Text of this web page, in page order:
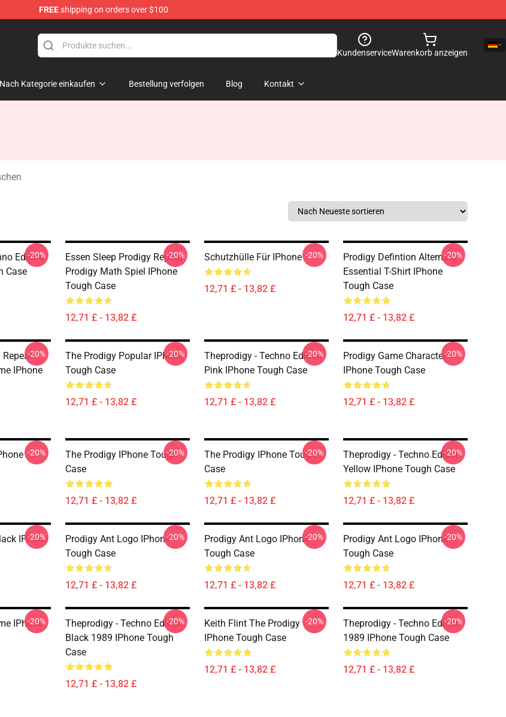
FREEshipping on orders over $100
KundenserviceWarenkorb anzeigen
Nach Kategorie einkaufen Bestellung verfolgen Blog Kontakt
Edition
Case
-20%
Essen Sleep Prodigy Repeat
Prodigy Math Spiel IPhone
Tough Case
12,71 £ - 13,82 £
-20% Schutzhülle Für IPhone
12,71 £ - 13,82 £
-20%
Prodigy Defintion Alternate
Essential T-Shirt IPhone
Tough Case
12,71 £ - 13,82 £
-20%
Repeat
IPhone
-20%
The Prodigy Popular IPhone
Tough Case
12,71 £ - 13,82 £
-20%
Theprodigy - Techno Edition
Pink IPhone Tough Case
12,71 £ - 13,82 £
-20%
Prodigy Game Character
IPhone Tough Case
12,71 £ - 13,82 £
-20%
-20%
The Prodigy IPhone Tough
Case
12,71 £ - 13,82 £
-20%
The Prodigy IPhone Tough
Case
12,71 £ - 13,82 £
-20%
Theprodigy - Techno Edition
Yellow IPhone Tough Case
12,71 £ - 13,82 £
-20%
IPhone
-20%
Prodigy Ant Logo IPhone
Tough Case
12,71 £ - 13,82 £
-20%
Prodigy Ant Logo IPhone
Tough Case
12,71 £ - 13,82 £
-20%
Prodigy Ant Logo IPhone
Tough Case
12,71 £ - 13,82 £
-20%
IPhone
-20%
Theprodigy - Techno Edition
Black 1989 IPhone Tough
Case
12,71 £ - 13,82 £
-20%
Keith Flint The Prodigy
IPhone Tough Case
12,71 £ - 13,82 £
-20%
Theprodigy - Techno Edition
1989 IPhone Tough Case
12,71 £ - 13,82 £
-20%